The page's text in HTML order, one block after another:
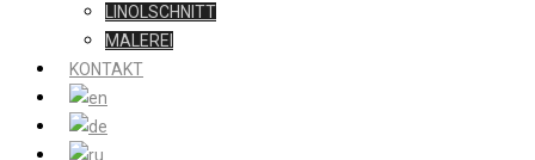
LINOLSCHNITT
MALEREI
KONTAKT